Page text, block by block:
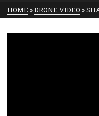
HOME »DRONE VIDEO »